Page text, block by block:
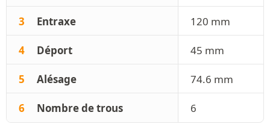
3 Entraxe 120 mm
4 Déport 45 mm
5 Alésage 74.6 mm
6 Nombre de trous 6